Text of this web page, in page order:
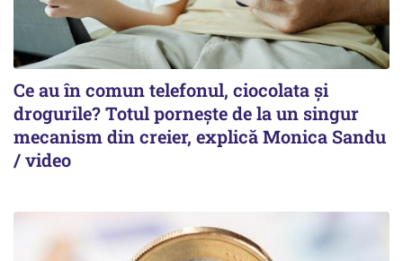
Ce au în comun telefonul, ciocolata și
drogurile? Totul pornește de la un singur
mecanism din creier, explică Monica Sandu
/ video